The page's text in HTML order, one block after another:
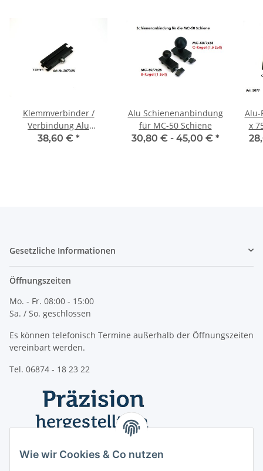
Klemmverbinder /
Verbindung Alu
Kugelflex® für die
38,60 € *
Alu Schienenanbindung
für MC-50 Schiene
30,80 € - 45,00 € *
Alu-
x
Gesetzliche Informationen
Öffnungszeiten
Mo. - Fr. 08:00 - 15:00
Sa. / So. geschlossen
Es können telefonisch Termine außerhalb der Öffnungszeiten
vereinbart werden.
Tel. 06874 - 18 23 22
Wie wir Cookies & Co nutzen